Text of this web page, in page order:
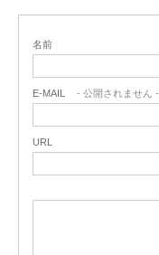
名前
E-MAIL - 公開されません -
URL